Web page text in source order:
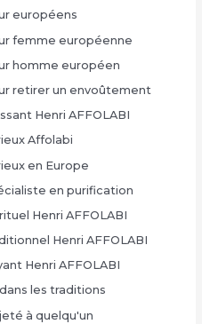
européens
femme européenne
homme européen
retirer un envoûtement
Henri AFFOLABI
Affolabi
en Europe
en purification
Henri AFFOLABI
Henri AFFOLABI
Henri AFFOLABI
les traditions
à quelqu'un